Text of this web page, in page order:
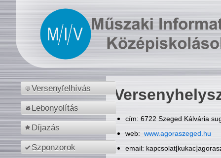
Versenyfelhívás
Lebonyolítás
Díjazás
Szponzorok
cím: 6722 Szeged Kálvária
web: www.agoraszeged.hu
email: